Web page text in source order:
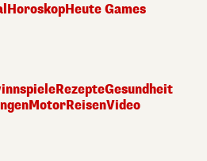
HoroskopHeute Games
RezepteGesundheit
MotorReisenVideo